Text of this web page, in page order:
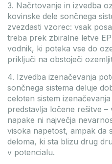
3. Načrtovanje in izvedba
kovinske dele sončnega
zvezdasti vzorec: vsak
treba prek zbiralne letve
vodnik, ki poteka vse do
priključi na obstoječi
4. Izvedba izenačevanja
sončnega sistema deluje
celoten sistem
predstavlja ločene rešitve
napake ni največja
visoka napetost, ampak da
deloma, ki sta blizu drug
v potencialu.